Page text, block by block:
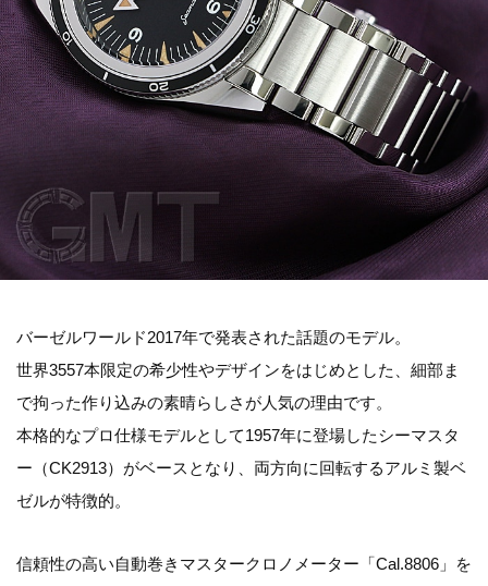
バーゼルワールド2017年で発表された話題のモデル。
世界3557本限定の希少性やデザインをはじめとした、細部ま
で拘った作り込みの素晴らしさが人気の理由です。
本格的なプロ仕様モデルとして1957年に登場したシーマスタ
ー（CK2913）がベースとなり、両方向に回転するアルミ製ベ
ゼルが特徴的。
信頼性の高い自動巻きマスタークロノメーター「Cal.8806」を